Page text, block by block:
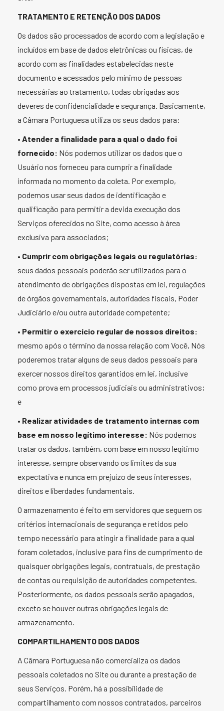
TRATAMENTO E RETENÇÃO DOS DADOS
Os dados são processados de acordo com a legislação e
incluídos em base de dados eletrônicas ou físicas, de
acordo com as finalidades estabelecidas neste
documento e acessados pelo mínimo de pessoas
necessárias ao tratamento, todas obrigadas aos
deveres de confidencialidade e segurança. Basicamente,
a Câmara Portuguesa utiliza os seus dados para:
• Atender a finalidade para a qual o dado foi
fornecido: Nós podemos utilizar os dados que o
Usuário nos forneceu para cumprir a finalidade
informada no momento da coleta. Por exemplo,
podemos usar seus dados de identificação e
qualificação para permitir a devida execução dos
Serviços oferecidos no Site, como acesso à área
exclusiva para associados;
• Cumprir com obrigações legais ou regulatórias:
seus dados pessoais poderão ser utilizados para o
atendimento de obrigações dispostas em lei, regulações
de órgãos governamentais, autoridades fiscais, Poder
Judiciário e/ou outra autoridade competente;
• Permitir o exercício regular de nossos direitos:
mesmo após o término da nossa relação com Você, Nós
poderemos tratar alguns de seus dados pessoais para
exercer nossos direitos garantidos em lei, inclusive
como prova em processos judiciais ou administrativos;
e
• Realizar atividades de tratamento internas com
base em nosso legítimo interesse: Nós podemos
tratar os dados, também, com base em nosso legítimo
interesse, sempre observando os limites da sua
expectativa e nunca em prejuízo de seus interesses,
direitos e liberdades fundamentais.
O armazenamento é feito em servidores que seguem os
critérios internacionais de segurança e retidos pelo
tempo necessário para atingir a finalidade para a qual
foram coletados, inclusive para fins de cumprimento de
quaisquer obrigações legais, contratuais, de prestação
de contas ou requisição de autoridades competentes.
Posteriormente, os dados pessoais serão apagados,
exceto se houver outras obrigações legais de
armazenamento.
COMPARTILHAMENTO DOS DADOS
A Câmara Portuguesa não comercializa os dados
pessoais coletados no Site ou durante a prestação de
seus Serviços. Porém, há a possibilidade de
compartilhamento com nossos contratados, parceiros